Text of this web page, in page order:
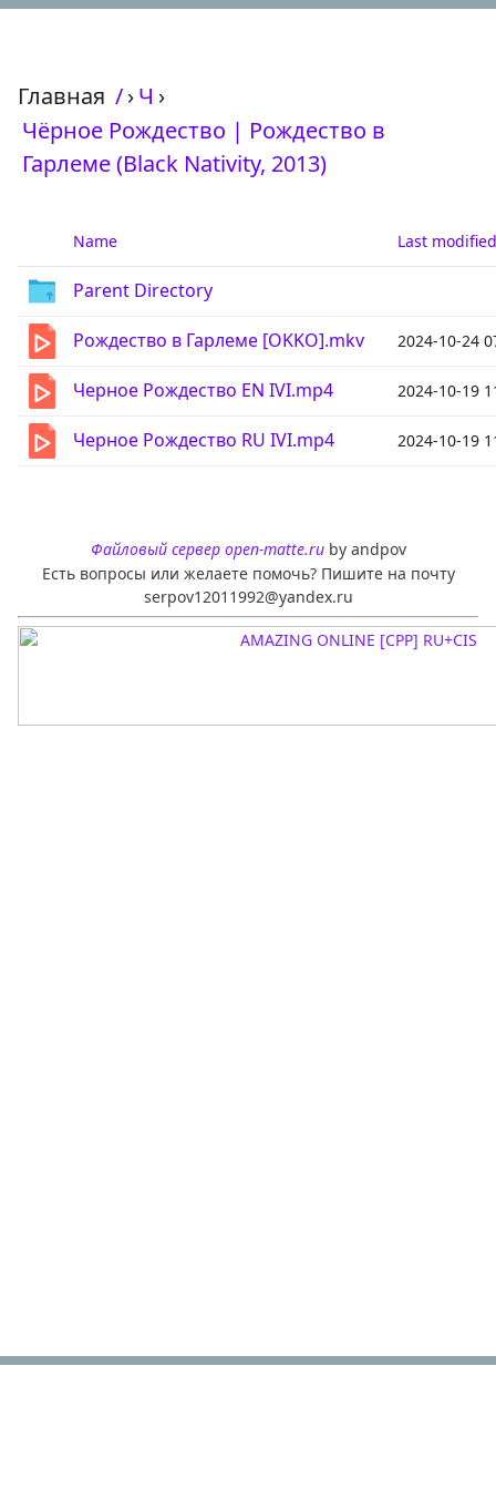
Главная /›Ч ›
Чёрное Рождество | Рождество в
Гарлеме (Black Nativity, 2013)
Name Last modified
Parent Directory
Рождество в Гарлеме [OKKO].mkv 2024-10-24
Черное Рождество EN IVI.mp4 2024-10-19
Черное Рождество RU IVI.mp4 2024-10-19
Файловый сервер open-matte.ruby andpov
Есть вопросы или желаете помочь? Пишите на почту
serpov12011992@yandex.ru